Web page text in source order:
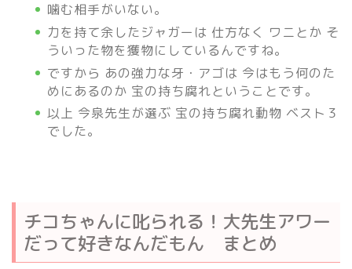
噛む相手がいない。
力を持て余したジャガーは 仕方なく ワニとか そ
ういった物を獲物にしているんですね。
ですから あの強力な牙・アゴは 今はもう何のた
めにあるのか 宝の持ち腐れということです。
以上 今泉先生が選ぶ 宝の持ち腐れ動物 ベスト３
でした。
チコちゃんに叱られる！大先生アワー
だって好きなんだもん まとめ